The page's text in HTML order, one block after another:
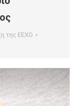
της ΕΕΧΟ